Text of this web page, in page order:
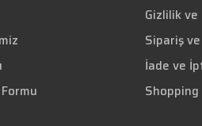
Gizlilik
Sipariş
İade ve